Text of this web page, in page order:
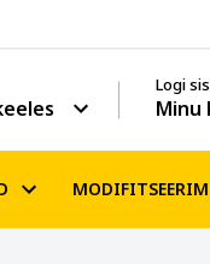
Logi
Minu